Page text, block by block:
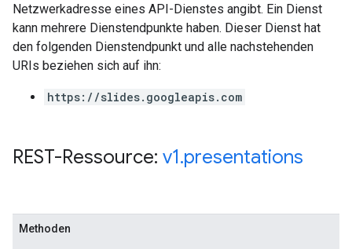
Netzwerkadresse eines API-Dienstes angibt. Ein Dienst
kann mehrere Dienstendpunkte haben. Dieser Dienst hat
den folgenden Dienstendpunkt und alle nachstehenden
URIs beziehen sich auf ihn:
https://slides.googleapis.com
REST-Ressource: v1.presentations
Methoden